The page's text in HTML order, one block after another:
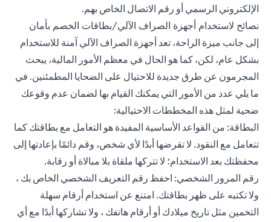
الإلكتروني الرسمي أو رقم الاتصال الخاص بهم.
نصائح لاستخدام أجهزة الصراف الآلي/بطاقات الخصم بأمان
إلى جانب ميزة الراحة، تعد أجهزة الصراف الآلي آمنة للاستخدام
بشكل عام، لكن، كما هو الحال في معظم الأمور المالية، يبحث
المجرمون عن طرق جديدة للاحتيال على الضحايا المطمئنين. في
ما يلي عدد من الأمور التي يمكنك القيام بها لضمان عدم وقوعك
ضحية لمثل هذه المخططات الاحتيالية:
البطاقة: من القواعد الأساسية المفيدة هو التعامل مع بطاقتك كما
تتعامل مع النقود. لا تقرضها أبدًا لأي شخص، وقم دائمًا بإعادتها إلى
محفظتك بعد الاستخدام؛ لا تتركها ملقاة بلا مبالاة أو رقابة.
رقم المرور الشخصي: احفظ رقم التعريف الشخصي الخاص بك ،
ولا تكتبه على ظهر بطاقتك. امتنع عن استخدام أرقام سهلة
التخمين مثل تاريخ ميلادك أو أرقام هاتفك ، ولا تشاركها أبدًا مع أي